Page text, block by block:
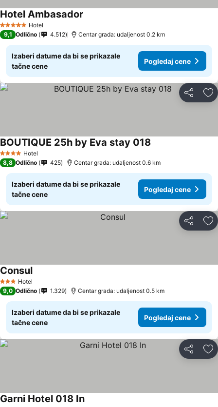
5 ZvezdiceHotel
Hotel Ambasador
9,1 Odlično 4.512 Centar grada: udaljenost 0.2 km
Izaberi datume da bi se prikazale
tačne cene
Pogledaj cene
Deli
4 ZvezdiceHotel
BOUTIQUE 25h by Eva stay 018
8,8 Odlično 425 Centar grada: udaljenost 0.6 km
Izaberi datume da bi se prikazale
tačne cene
Pogledaj cene
Deli
3 Zvezdice
Hotel
ConsulPogledaj cene
9,0 Odlično 1.329 Centar grada: udaljenost 0.5 km
Izaberi datume da bi se prikazale
tačne cene
Pogledaj cene
Deli
Garni Hotel 018 InPogledaj cene